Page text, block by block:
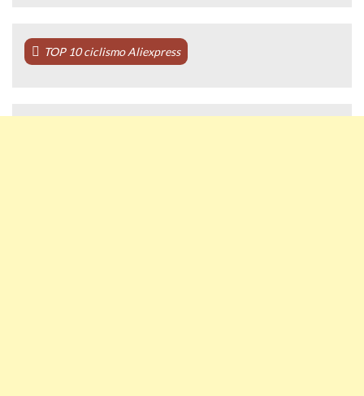
TOP 10 ciclismo Aliexpress